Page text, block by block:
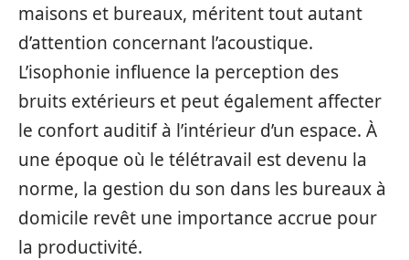
maisons et bureaux, méritent tout autant
d’attention concernant l’acoustique.
L’isophonie influence la perception des
bruits extérieurs et peut également affecter
le confort auditif à l’intérieur d’un espace. À
une époque où le télétravail est devenu la
norme, la gestion du son dans les bureaux à
domicile revêt une importance accrue pour
la productivité.